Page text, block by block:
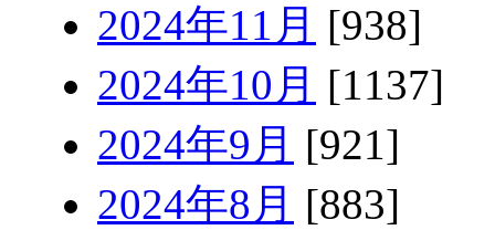
2024年11月 [938]
2024年10月 [1137]
2024年9月 [921]
2024年8月 [883]